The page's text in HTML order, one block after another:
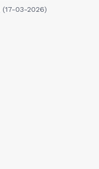
(17-03-2026)